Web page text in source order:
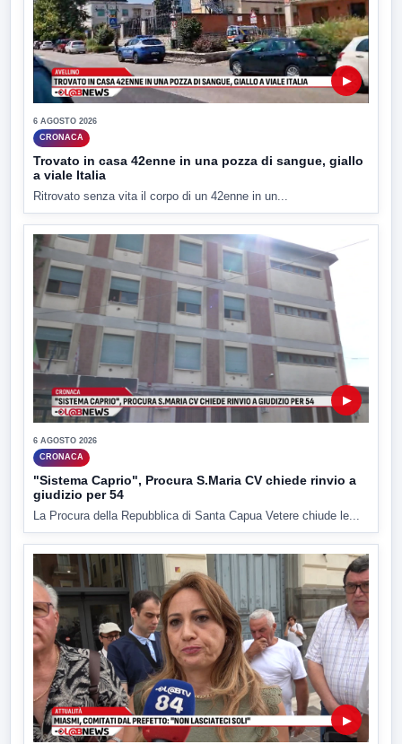
▶
6 AGOSTO 2026
CRONACA
Trovato in casa 42enne in una pozza di sangue, giallo
a viale Italia
Ritrovato senza vita il corpo di un 42enne in un...
▶
6 AGOSTO 2026
CRONACA
"Sistema Caprio", Procura S.Maria CV chiede rinvio a
giudizio per 54
La Procura della Repubblica di Santa Capua Vetere chiude le...
▶